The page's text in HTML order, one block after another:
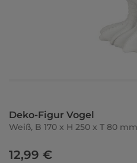
Deko-Figur Vogel
Weiß, B 170 x H 250 x T 80 mm
12,99 €